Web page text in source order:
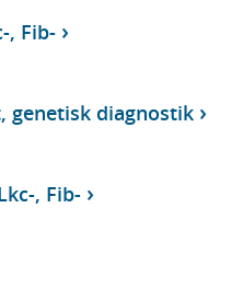
, Fib-
genetisk diagnostik
, Fib-